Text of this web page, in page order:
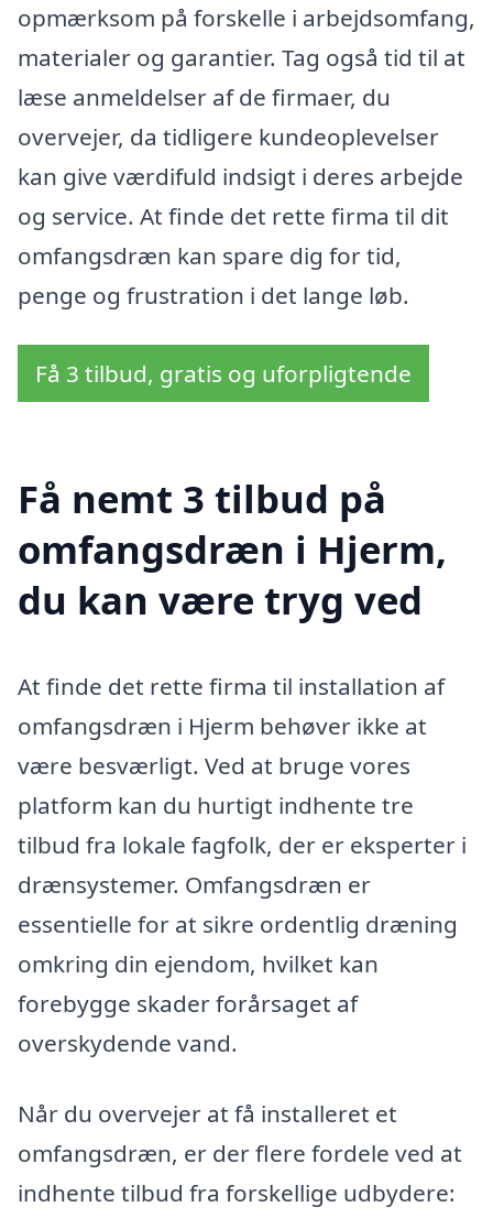
opmærksom på forskelle i arbejdsomfang,
materialer og garantier. Tag også tid til at
læse anmeldelser af de firmaer, du
overvejer, da tidligere kundeoplevelser
kan give værdifuld indsigt i deres arbejde
og service. At finde det rette firma til dit
omfangsdræn kan spare dig for tid,
penge og frustration i det lange løb.
Få 3 tilbud, gratis og uforpligtende
Få nemt 3 tilbud på
omfangsdræn i Hjerm,
du kan være tryg ved
At finde det rette firma til installation af
omfangsdræn i Hjerm behøver ikke at
være besværligt. Ved at bruge vores
platform kan du hurtigt indhente tre
tilbud fra lokale fagfolk, der er eksperter i
drænsystemer. Omfangsdræn er
essentielle for at sikre ordentlig dræning
omkring din ejendom, hvilket kan
forebygge skader forårsaget af
overskydende vand.
Når du overvejer at få installeret et
omfangsdræn, er der flere fordele ved at
indhente tilbud fra forskellige udbydere: